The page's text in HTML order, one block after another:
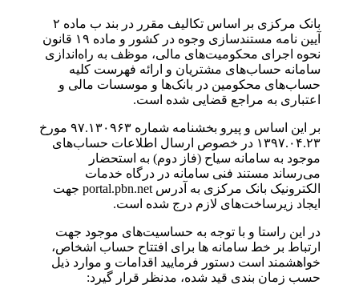
بانک مرکزی بر اساس تکالیف مقرر در بند ب ماده ۲
آیین نامه مستندسازی وجوه در کشور و ماده ۱۹ قانون
نحوه اجرای محکومیت‌های‌ مالی، موظف به راه‌اندازی
سامانه حساب‌های مشتریان و ارائه فهرست کلیه
حساب‌های محکومین در بانک‌ها و موسسات مالی و
اعتباری به مراجع قضایی شده است.
بر این اساس و پیرو بخشنامه شماره ۹۷.۱۳۰۹۶۳ مورخ
۱۳۹۷.۰۴.۲۳ در خصوص ارسال اطلاعات حساب‌های
موجود به سامانه سیاح (فاز دوم) به استحضار
می‌رساند مستند فنی سامانه در درگاه خدمات
الکترونیک بانک مرکزی به آدرس portal.pbn.net جهت
ایجاد زیرساخت‌های لازم درج شده است.
در این راستا و با توجه به حساسیت‌های موجود جهت
ارتباط بر خط سامانه ها برای افتتاح حساب اشخاص،
خواهشمند است دستور فرمایید اقدامات و موارد ذیل
حسب زمان بندی قید شده، مدنظر قرار گیرد: